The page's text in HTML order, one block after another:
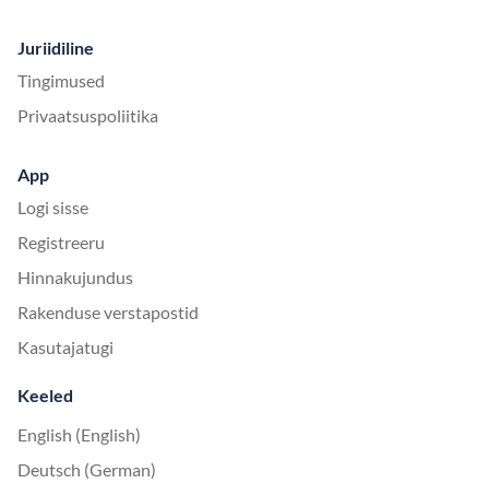
Juriidiline
Tingimused
Privaatsuspoliitika
App
Logi sisse
Registreeru
Hinnakujundus
Rakenduse verstapostid
Kasutajatugi
Keeled
English (English)
Deutsch (German)